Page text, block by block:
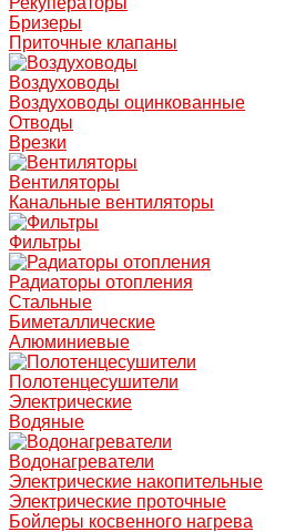
Бризеры
Приточные клапаны
Воздуховоды
Воздуховоды оцинкованные
Отводы
Врезки
Вентиляторы
Канальные вентиляторы
Фильтры
Радиаторы отопления
Стальные
Биметаллические
Алюминиевые
Полотенцесушители
Электрические
Водяные
Водонагреватели
Электрические накопительные
Электрические проточные
Бойлеры косвенного нагрева